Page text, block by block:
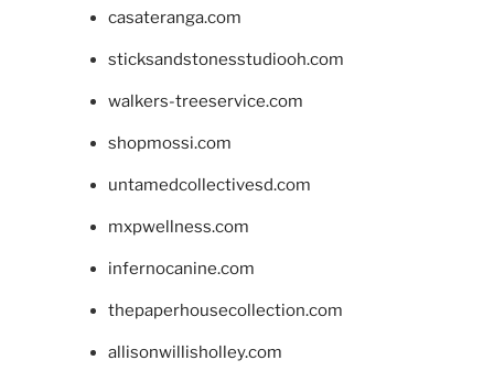
casateranga.com
sticksandstonesstudiooh.com
walkers-treeservice.com
shopmossi.com
untamedcollectivesd.com
mxpwellness.com
infernocanine.com
thepaperhousecollection.com
allisonwillisholley.com